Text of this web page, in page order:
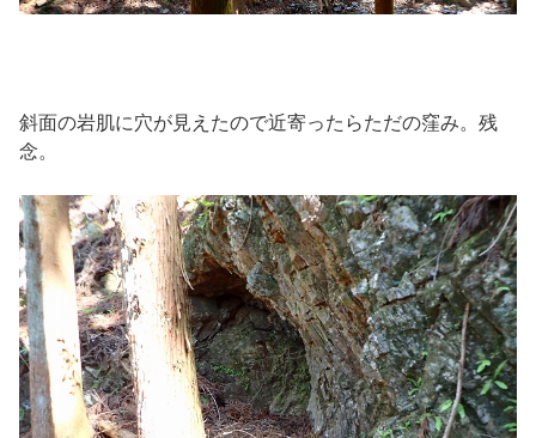
斜面の岩肌に穴が見えたので近寄ったらただの窪み。残
念。